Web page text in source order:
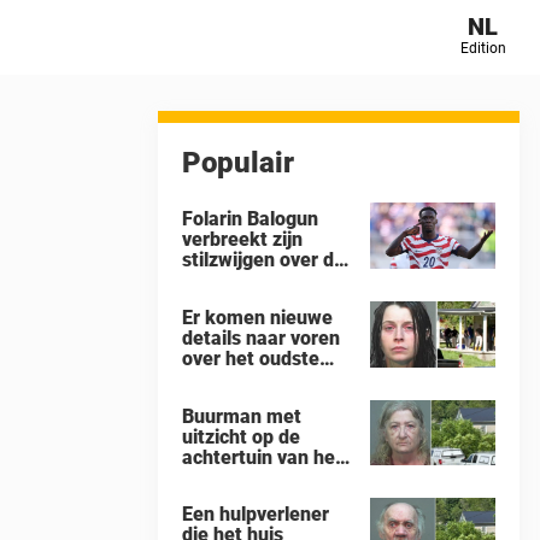
NL
Edition
Populair
Folarin Balogun
verbreekt zijn
stilzwijgen over de
de 4-1-nederlaag
van de VS tegen
België op het WK
Er komen nieuwe
details naar voren
over het oudste
kinderen werden
achtergelaten om
weg te kwijnen als
dieren’
Buurman met
uitzicht op de
achtertuin van het
kinderen ‘aan hun
Een hulpverlener
die het huis